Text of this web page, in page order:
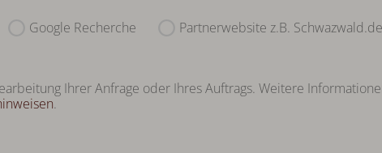
Google Recherche
Partnerwebsite z.B.
Ihrer Anfrage oder Ihres Auftrags. Weitere
.